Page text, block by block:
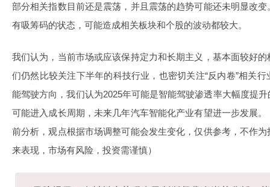
部分相关指数目前还是震荡，并且震荡的趋势可能还未明显改
有吸筹码的状态，可能造成相关板块和个股的波动都较大。
我们认为，当前市场或应该保持定力和长期主义，基本面较好
们仍然比较关注下半年的科技行业，也密切关注“反内卷”相关
能驾驶方向，我们认为2025年可能是智能驾驶渗透率大幅度提
可能进入成长周期，未来几年汽车智能化产业有望进一步发展
前分析，观点根据市场调整可能会发生变化，仅供参考，不作
来表现，市场有风险，投资需谨慎）